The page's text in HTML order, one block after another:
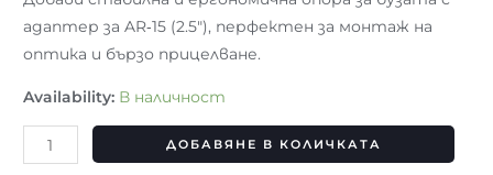
адаптер за AR‑15 (2.5″), перфектен за монтаж на
оптика и бързо прицелване.
Availability: В наличност
ДОБАВЯНЕ В КОЛИЧКАТА